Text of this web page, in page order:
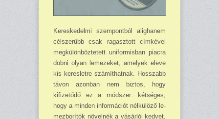
Kereskedelmi szempontból alighanem
célszerűbb csak ragasztott címkével
megkü­lönböz­tetett uniformisban piacra
dobni olyan lemeze­ket, amelyek eleve
kis ke­resletre számíthatnak. Hosszabb
távon azonban nem biztos, hogy
kifizető­dő ez a módszer: kétséges,
hogy a minden információt nélkülöző le­
mezborítók növelnék a vásárlói kedvet.